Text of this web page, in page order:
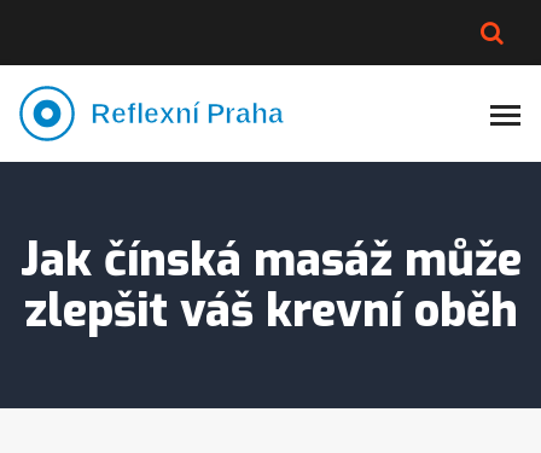
VÝMĚNA VODY
Jak čínská masáž může
zlepšit váš krevní oběh